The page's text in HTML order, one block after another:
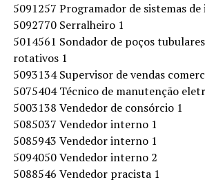
5091257 Programador de sistemas
5092770 Serralheiro 1
5014561 Sondador de poços
rotativos 1
5093134 Supervisor de vendas
5075404 Técnico de manutenção
5003138 Vendedor de consórcio 1
5085037 Vendedor interno 1
5085943 Vendedor interno 1
5094050 Vendedor interno 2
5088546 Vendedor pracista 1